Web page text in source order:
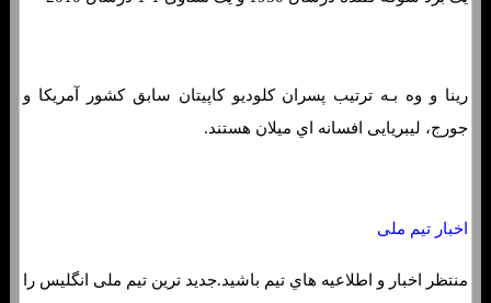
رینا و وه بـه ترتیب پسران کلودیو کاپیتان سابق کشور آمریکا و
جورج، لیبریایی افسانه اي میلان هستند.
اخبار تیم ملی
منتظر اخبار و اطلاعیه هاي‌ تیم باشید.جدید ترین تیم ملی انگلیس را